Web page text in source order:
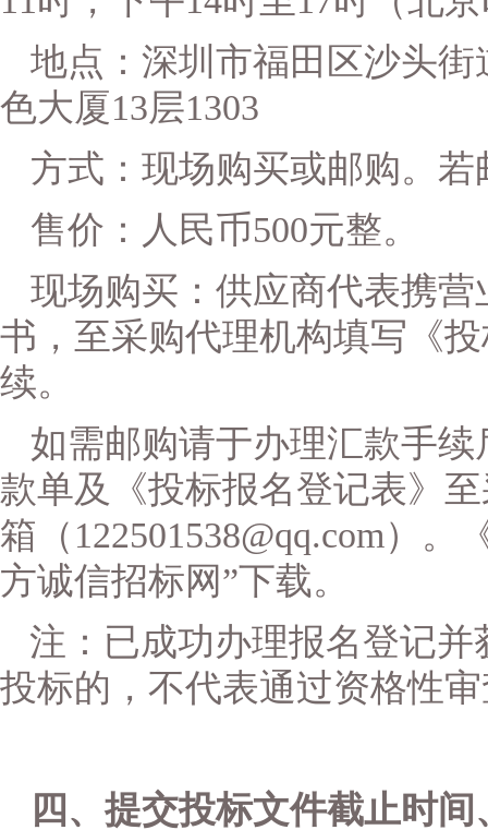
地点： 深圳市福田区沙头
色大厦13层1303
方式：现场购买或邮购。若
售价：人民币500元整。
现场购买：供应商代表携
书，至采购代理机构填写《
续。
如需邮购请于办理汇款手
款单及
《投标报名登记表》 至
箱（ 122501538@qq.com）
方诚信招标网”下载。
注：已成功办理报名登记
投标的，不代表通过资格性
四、提交投标文件截止时间